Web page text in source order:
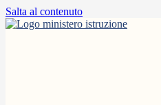
Salta al contenuto